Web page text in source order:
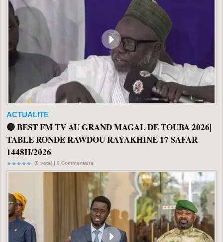
ACTUALITE
🔴 BEST FM TV AU GRAND MAGAL DE TOUBA 2026|
TABLE RONDE RAWDOU RAYAKHINE 17 SAFAR
1448H/2026
(0 vote) | 0 Commentaire